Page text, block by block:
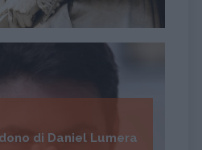
di Daniel Lumera